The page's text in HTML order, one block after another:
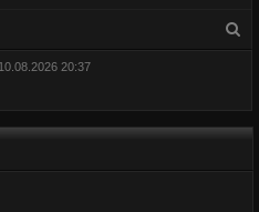
20:37